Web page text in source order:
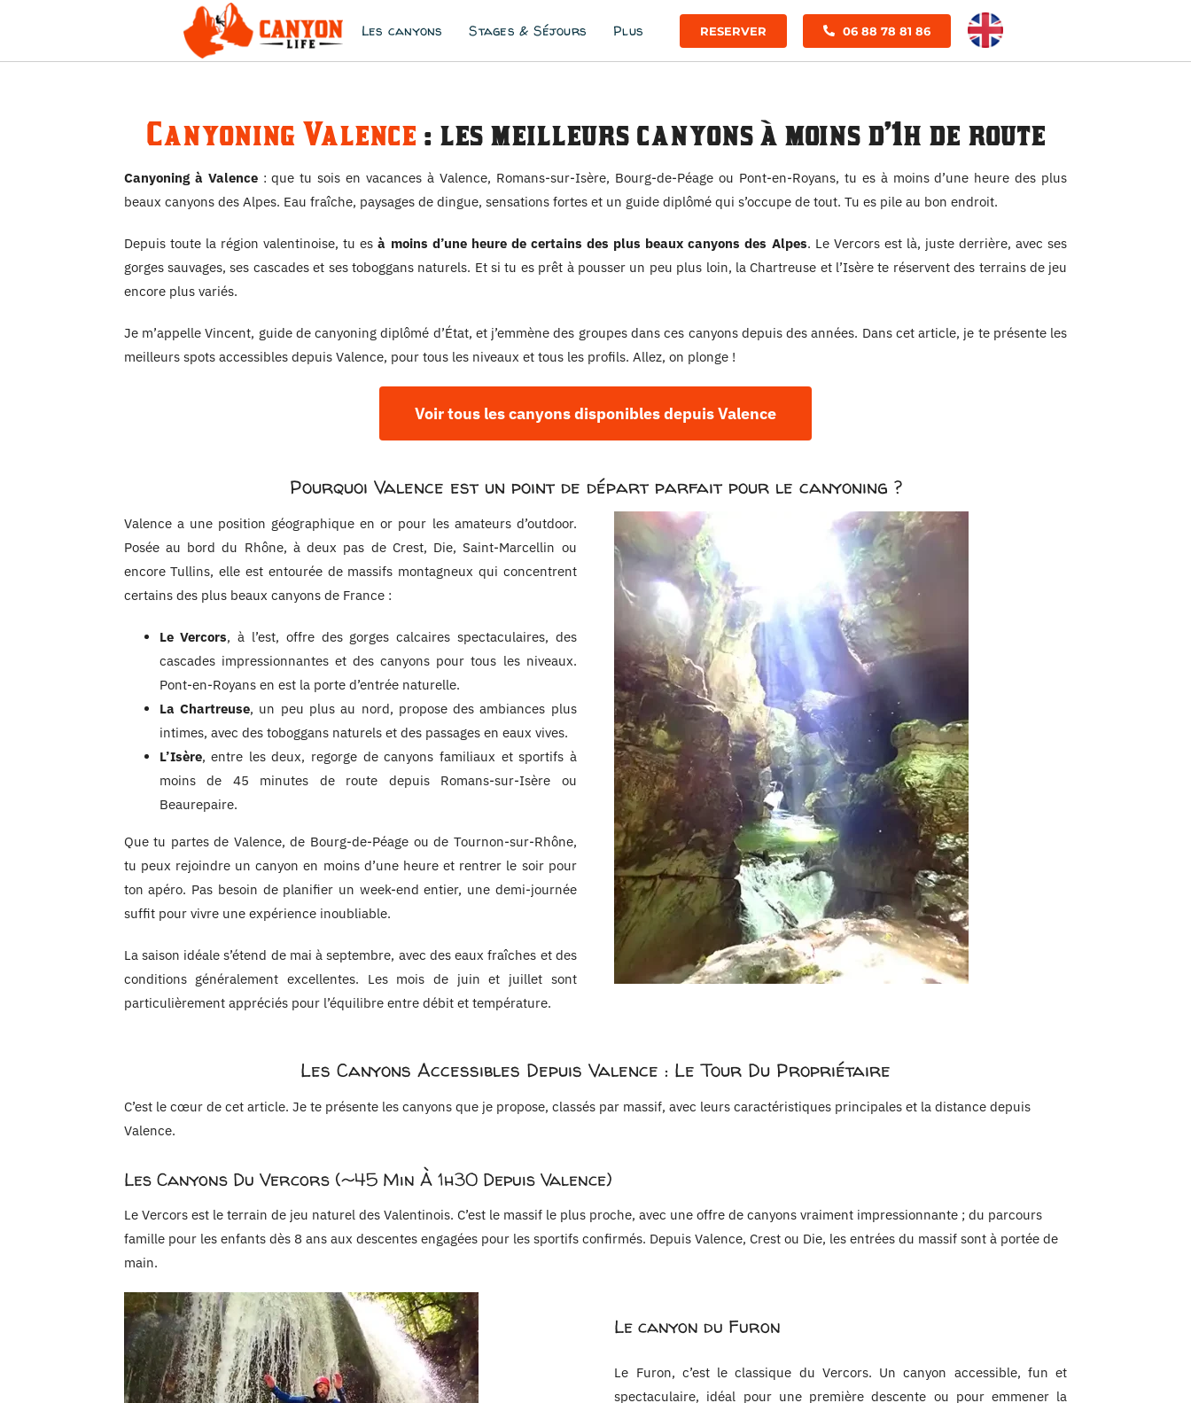
contenu
Les canyons Stages & Séjours Plus RESERVER 06 88 78 81 86
Canyoning Valence : les meilleurs canyons à moins d’1h de route
Canyoning à Valence : que tu sois en vacances à Valence, Romans-sur-Isère, Bourg-de-Péage ou Pont-en-Royans, tu es à moins d’une heure des plus
beaux canyons des Alpes. Eau fraîche, paysages de dingue, sensations fortes et un guide diplômé qui s’occupe de tout. Tu es pile au bon endroit.
Depuis toute la région valentinoise, tu es à moins d’une heure de certains des plus beaux canyons des Alpes. Le Vercors est là, juste derrière, avec ses
gorges sauvages, ses cascades et ses toboggans naturels. Et si tu es prêt à pousser un peu plus loin, la Chartreuse et l’Isère te réservent des terrains de jeu
encore plus variés.
Je m’appelle Vincent, guide de canyoning diplômé d’État, et j’emmène des groupes dans ces canyons depuis des années. Dans cet article, je te présente les
meilleurs spots accessibles depuis Valence, pour tous les niveaux et tous les profils. Allez, on plonge !
Voir tous les canyons disponibles depuis Valence
Pourquoi Valence est un point de départ parfait pour le canyoning ?
Valence a une position géographique en or pour les amateurs d’outdoor.
Posée au bord du Rhône, à deux pas de Crest, Die, Saint-Marcellin ou
encore Tullins, elle est entourée de massifs montagneux qui concentrent
certains des plus beaux canyons de France :
Le Vercors, à l’est, offre des gorges calcaires spectaculaires, des
cascades impressionnantes et des canyons pour tous les niveaux.
Pont-en-Royans en est la porte d’entrée naturelle.
La Chartreuse, un peu plus au nord, propose des ambiances plus
intimes, avec des toboggans naturels et des passages en eaux vives.
L’Isère, entre les deux, regorge de canyons familiaux et sportifs à
moins de 45 minutes de route depuis Romans-sur-Isère ou
Beaurepaire.
Que tu partes de Valence, de Bourg-de-Péage ou de Tournon-sur-Rhône,
tu peux rejoindre un canyon en moins d’une heure et rentrer le soir pour
ton apéro. Pas besoin de planifier un week-end entier, une demi-journée
suffit pour vivre une expérience inoubliable.
La saison idéale s’étend de mai à septembre, avec des eaux fraîches et des
conditions généralement excellentes. Les mois de juin et juillet sont
particulièrement appréciés pour l’équilibre entre débit et température.
Les Canyons Accessibles Depuis Valence : Le Tour Du Propriétaire
C’est le cœur de cet article. Je te présente les canyons que je propose, classés par massif, avec leurs caractéristiques principales et la distance depuis
Valence.
Les Canyons Du Vercors (~45 Min À 1h30 Depuis Valence)
Le Vercors est le terrain de jeu naturel des Valentinois. C’est le massif le plus proche, avec une offre de canyons vraiment impressionnante ; du parcours
famille pour les enfants dès 8 ans aux descentes engagées pour les sportifs confirmés. Depuis Valence, Crest ou Die, les entrées du massif sont à portée de
main.
Le canyon du Furon
Le Furon, c’est le classique du Vercors. Un canyon accessible, fun et
spectaculaire, idéal pour une première descente ou pour emmener la